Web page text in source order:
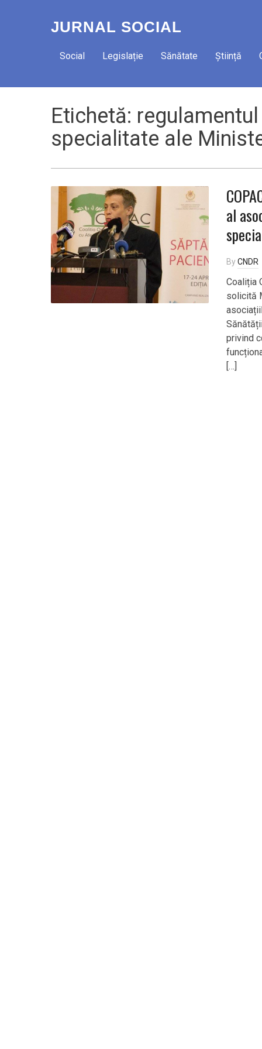
JURNAL SOCIAL
Social Legislație Sănătate Știință
Etichetă:
specialitate ale
al
ByCNDR
Coaliția
solicită
privind
[…]